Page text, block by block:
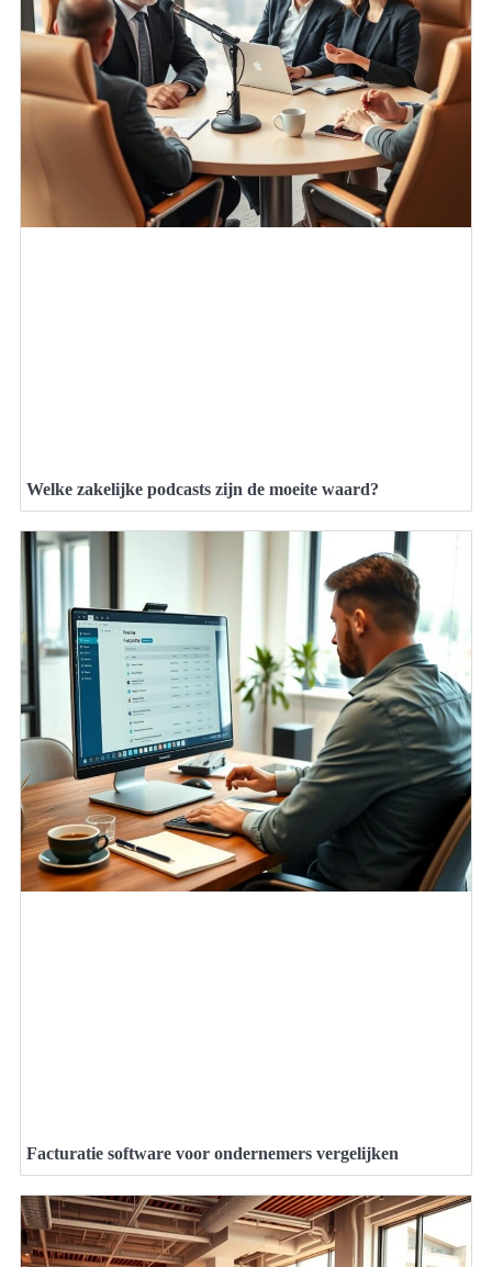
Welke zakelijke podcasts zijn de moeite waard?
Facturatie software voor ondernemers vergelijken